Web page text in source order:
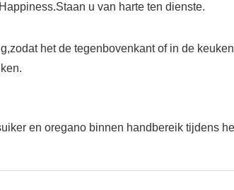
u van harte ten dienste.
het de tegenbovenkant of in de
en oregano binnen handbereik tijdens